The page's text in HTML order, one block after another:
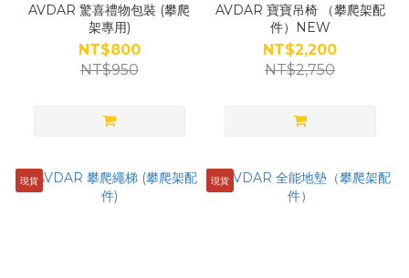
AVDAR 驚喜禮物包裝 (攀爬
架專用)
NT$800
NT$950
AVDAR 寶寶吊椅 （攀爬架配
件）NEW
NT$2,200
NT$2,750
現貨 現貨